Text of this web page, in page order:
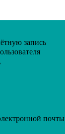
запись
почты